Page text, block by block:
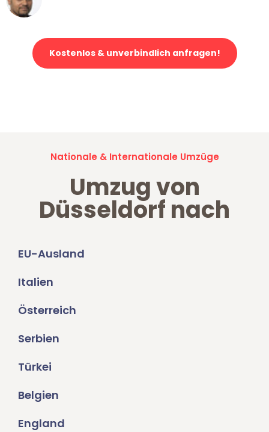
Kostenlos & unverbindlich anfragen!
Nationale & Internationale Umzüge
Umzug von
Düsseldorf nach
EU-Ausland
Italien
Österreich
Serbien
Türkei
Belgien
England